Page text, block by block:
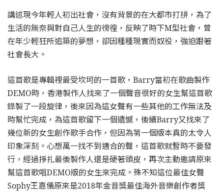
講述現今年輕人初出社會，沒有背景的在大都市打拼，為了
生活的無奈與對自己人生的徬徨，反映了時下M型社會，曾
在年少輕狂所追築的夢想，卻因種種現實而奴役，強迫跟著
社會長大。
這首歌是專輯裡最受坎坷的一首歌，Barry當初在歌曲製作
DEMO時，香港製作人找來了一個聲音很好的女生幫這首歌
錄製了一段旋律，後來因為這女聲有一些其他的工作無法及
時幫忙完成，為這首歌留下一個遺憾，後續Barry又找來了
幾位新的女生創作歌手合作，但因為第一個版本真的太令人
印象深刻。心想萬一找不到適合的聲，這首歌就暫時不要發
行，經過掙扎最後製作人還是硬著頭皮，再次主動邀請原來
幫這首歌唱DEMO版的女生來完成。殊不知這位最佳女聲
Sophy王嘉儀原來是2018年金音獎最佳海外音樂創作者獎